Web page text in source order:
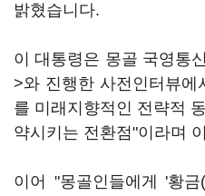
밝혔습니다.
이 대통령은 몽골 국영통
>와 진행한 사전인터뷰에
를 미래지향적인 전략적
약시키는 전환점"이라며
이어 "몽골인들에게 '황